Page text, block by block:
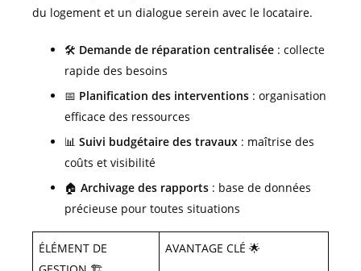
du logement et un dialogue serein avec le locataire.
🛠️ Demande de réparation centralisée : collecte
rapide des besoins
📅 Planification des interventions : organisation
efficace des ressources
📊 Suivi budgétaire des travaux : maîtrise des
coûts et visibilité
🏠 Archivage des rapports : base de données
précieuse pour toutes situations
ÉLÉMENT DE
AVANTAGE CLÉ 🌟